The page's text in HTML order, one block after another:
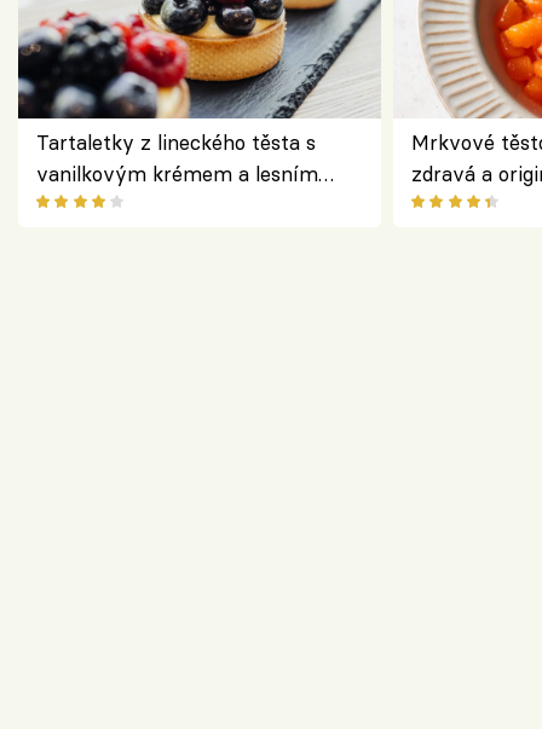
Tartaletky z lineckého těsta s
vanilkovým krémem a lesním
ovocem podle Bread Society
Mrkvové
zdravá a
klasiky